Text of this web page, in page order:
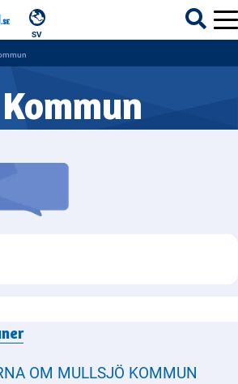
SV
ÄMNEN
REGIONER
OM MULLSJÖ KOMMUN